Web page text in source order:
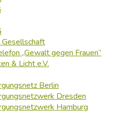
Gesellschaft
„Gewalt gegen Frauen“
& Licht e.V.
Berlin
Dresden
Hamburg